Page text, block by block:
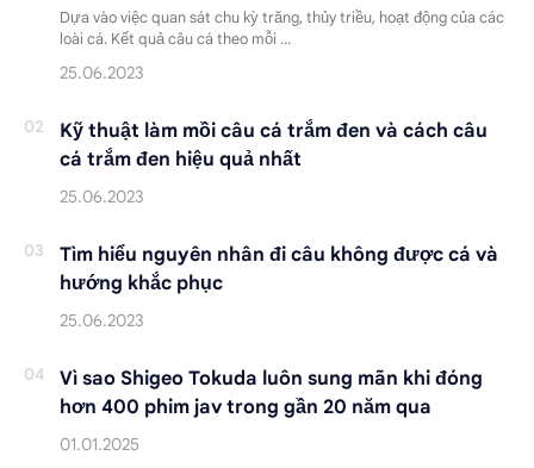
Dựa vào việc quan sát chu kỳ trăng, thủy triều, hoạt động của các
loài cá. Kết quả câu cá theo mỗi …
Kỹ thuật làm mồi câu cá trắm đen và cách câu
cá trắm đen hiệu quả nhất
Tìm hiểu nguyên nhân đi câu không được cá và
hướng khắc phục
Vì sao Shigeo Tokuda luôn sung mãn khi đóng
hơn 400 phim jav trong gần 20 năm qua